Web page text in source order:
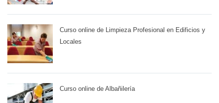
Curso online de Limpieza Profesional en Edificios y
Locales
Curso online de Albañilería